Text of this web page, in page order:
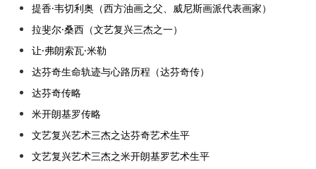
提香·韦切利奥（西方油画之父、威尼斯画派代表画家）
拉斐尔·桑西（文艺复兴三杰之一）
让·弗朗索瓦·米勒
达芬奇生命轨迹与心路历程（达芬奇传）
达芬奇传略
米开朗基罗传略
文艺复兴艺术三杰之达芬奇艺术生平
文艺复兴艺术三杰之米开朗基罗艺术生平